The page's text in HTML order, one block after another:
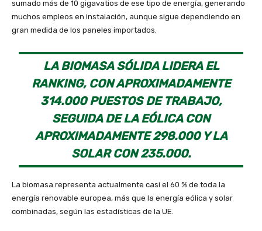
sumado más de 10 gigavatios de ese tipo de energía, generando
muchos empleos en instalación, aunque sigue dependiendo en
gran medida de los paneles importados.
LA BIOMASA SÓLIDA LIDERA EL
RANKING, CON APROXIMADAMENTE
314.000 PUESTOS DE TRABAJO,
SEGUIDA DE LA EÓLICA CON
APROXIMADAMENTE 298.000 Y LA
SOLAR CON 235.000.
La biomasa representa actualmente casi el 60 % de toda la
energía renovable europea, más que la energía eólica y solar
combinadas, según las estadísticas de la UE.